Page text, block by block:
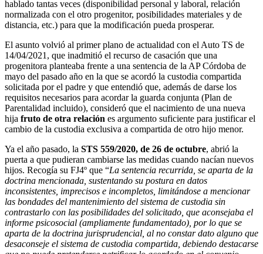
hablado tantas veces (disponibilidad personal y laboral, relación
normalizada con el otro progenitor, posibilidades materiales y de
distancia, etc.) para que la modificación pueda prosperar.
El asunto volvió al primer plano de actualidad con el Auto TS de
14/04/2021, que inadmitió el recurso de casación que una
progenitora planteaba frente a una sentencia de la AP Córdoba de
mayo del pasado año en la que se acordó la custodia compartida
solicitada por el padre y que entendió que, además de darse los
requisitos necesarios para acordar la guarda conjunta (Plan de
Parentalidad incluido), consideró que el nacimiento de una nueva
hija fruto de otra relación es argumento suficiente para justificar el
cambio de la custodia exclusiva a compartida de otro hijo menor.
Ya el año pasado, la STS 559/2020, de 26 de octubre, abrió la
puerta a que pudieran cambiarse las medidas cuando nacían nuevos
hijos. Recogía su FJ4º que “La sentencia recurrida, se aparta de la
doctrina mencionada, sustentando su postura en datos
inconsistentes, imprecisos e incompletos, limitándose a mencionar
las bondades del mantenimiento del sistema de custodia sin
contrastarlo con las posibilidades del solicitado, que aconsejaba el
informe psicosocial (ampliamente fundamentado), por lo que se
aparta de la doctrina jurisprudencial, al no constar dato alguno que
desaconseje el sistema de custodia compartida, debiendo destacarse